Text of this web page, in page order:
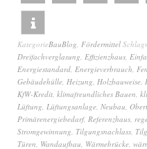
KategorieBauBlog, Fördermittel
Dreifachverglasung, Effizienzhaus,
Energiestandard, Energieverbrauch,
Gebäudehülle, Heizung, Holzbauweise,
KfW-Kredit, klimafreundliches Bauen,
Lüftung, Lüftungsanlage, Neubau,
Primärenergiebedarf, Referenzhaus,
Stromgewinnung, Tilgungsnachlass,
Türen, Wandaufbau, Wärmebrücke,